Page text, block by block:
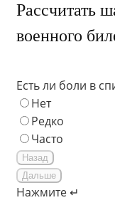
Рассчитать
военного
Есть ли боли в
Нет
Редко
Часто
Назад
Дальше
Нажмите ↵